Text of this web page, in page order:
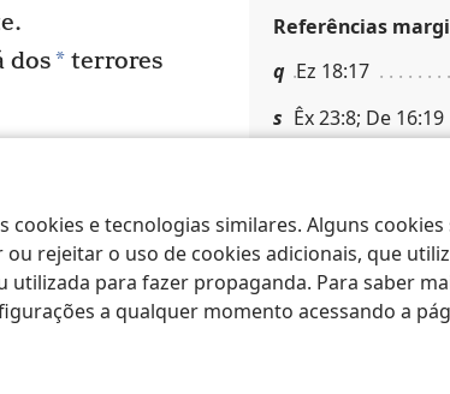
e tecnologias similares. Alguns
rejeitar o uso de cookies adicionais, que
para fazer propaganda. Para saber
a qualquer momento acessando a
dos*terrores
tributo?
de
Referências
q Ez 18:17
s Êx 23:8; De 16:19
Isaías 33:16
Notas de rodapé